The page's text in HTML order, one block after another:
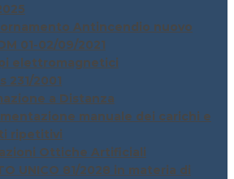
Antincendio nuovo
01-02/09/2021
elettromagnetici
231/2001
a Distanza
manuale dei carichi e
ripetitivi
Ottiche Artificiali
UNICO 81/2028 in materia di